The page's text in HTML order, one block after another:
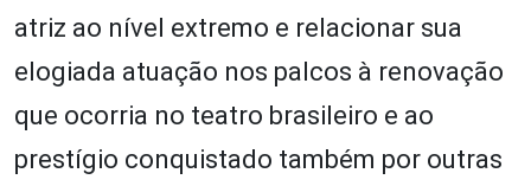
atriz ao nível extremo e relacionar sua
elogiada atuação nos palcos à renovação
que ocorria no teatro brasileiro e ao
prestígio conquistado também por outras